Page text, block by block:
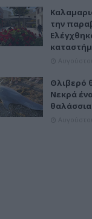
την
Θλιβερό
Νεκρά